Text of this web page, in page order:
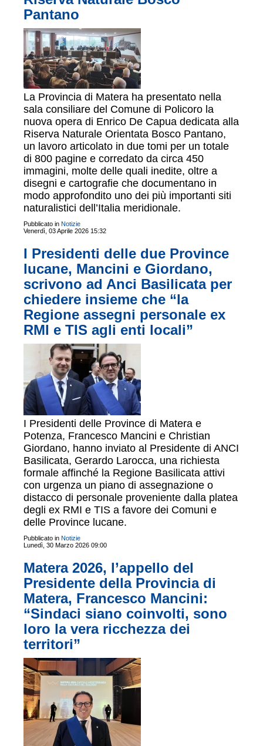
Pantano
La Provincia di Matera ha presentato nella
sala consiliare del Comune di Policoro la
nuova opera di Enrico De Capua dedicata alla
Riserva Naturale Orientata Bosco Pantano,
un lavoro articolato in due tomi per un totale
di 800 pagine e corredato da circa 450
immagini, molte delle quali inedite, oltre a
disegni e cartografie che documentano in
modo approfondito uno dei più importanti siti
naturalistici dell’Italia meridionale.
Pubblicato in Notizie
Venerdì, 03 Aprile 2026 15:32
I Presidenti delle due Province
lucane, Mancini e Giordano,
scrivono ad Anci Basilicata per
chiedere insieme che “la
Regione assegni personale ex
RMI e TIS agli enti locali”
I Presidenti delle Province di Matera e
Potenza, Francesco Mancini e Christian
Giordano, hanno inviato al Presidente di ANCI
Basilicata, Gerardo Larocca, una richiesta
formale affinché la Regione Basilicata attivi
con urgenza un piano di assegnazione o
distacco di personale proveniente dalla platea
degli ex RMI e TIS a favore dei Comuni e
delle Province lucane.
Pubblicato in Notizie
Lunedì, 30 Marzo 2026 09:00
Matera 2026, l’appello del
Presidente della Provincia di
Matera, Francesco Mancini:
“Sindaci siano coinvolti, sono
loro la vera ricchezza dei
territori”